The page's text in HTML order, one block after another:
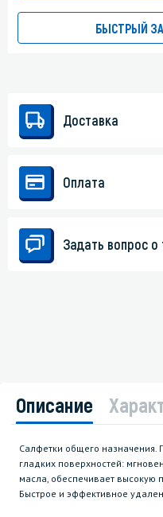
БЫСТРЫЙ
Доставка
Оплата
Задать вопрос о
Описание
Салфетки общего назначения.
гладких поверхностей:
масла, обеспечивает высокую
Быстрое и эффективное